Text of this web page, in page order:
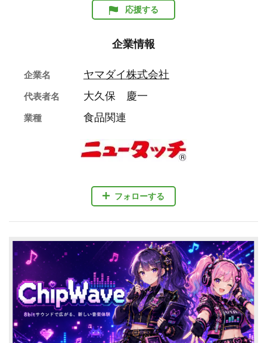
応援する
企業情報
フォローする
企業名 ヤマダイ株式会社
代表者名 大久保 慶一
業種 食品関連